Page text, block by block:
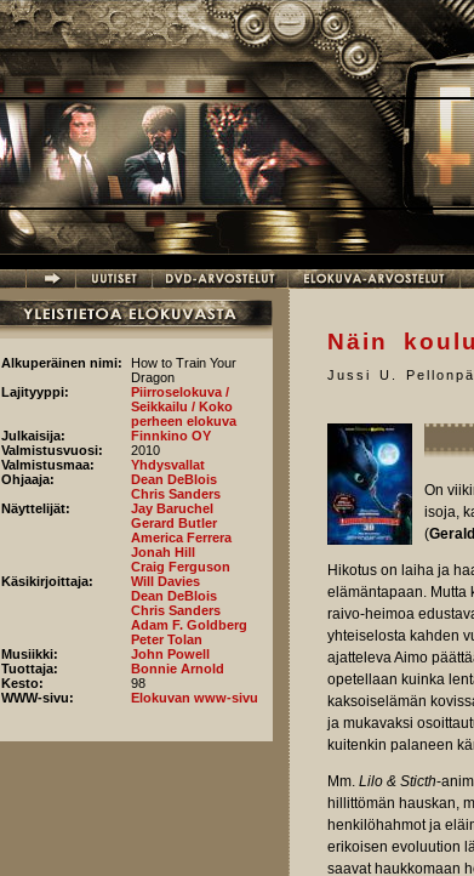
Alkuperäinen nimi:
How to Train Your
Dragon
Lajityyppi:
Piirroselokuva /
Seikkailu / Koko
perheen elokuva
Julkaisija:
Finnkino OY
Valmistusvuosi:
2010
Valmistusmaa:
Yhdysvallat
Ohjaaja:
Dean DeBlois
Chris Sanders
Näyttelijät:
Jay Baruchel
Gerard Butler
America Ferrera
Jonah Hill
Craig Ferguson
Käsikirjoittaja:
Will Davies
Dean DeBlois
Chris Sanders
Adam F. Goldberg
Peter Tolan
Musiikki:
John Powell
Tuottaja:
Bonnie Arnold
Kesto:
98
WWW-sivu:
Elokuvan www-sivu
Näin
Jussi U.
On
isoja,
(
Hikotus on laiha ja
elämäntapaan. Mutta
raivo-heimoa
yhteiselosta kahden
ajatteleva Aimo
opetellaan kuinka
kaksoiselämän
ja mukavaksi
kuitenkin palaneen
Mm. Lilo & Sticth-
hillittömän hauskan,
henkilöhahmot ja
erikoisen evoluution
saavat haukkomaan